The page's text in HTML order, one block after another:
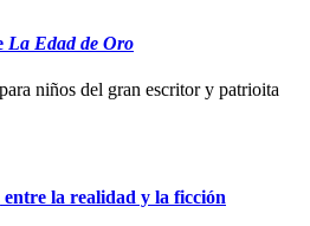
La Edad de Oro
niños del gran escritor y patrioita
la realidad y la ficción